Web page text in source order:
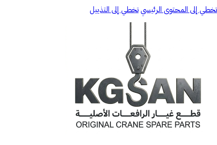
تخطي إلى المحتوى الرئيسيتخطي إلى التذييل